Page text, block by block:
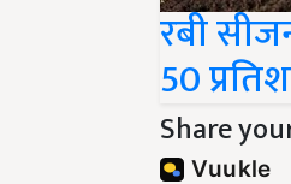
रबी
50
Share